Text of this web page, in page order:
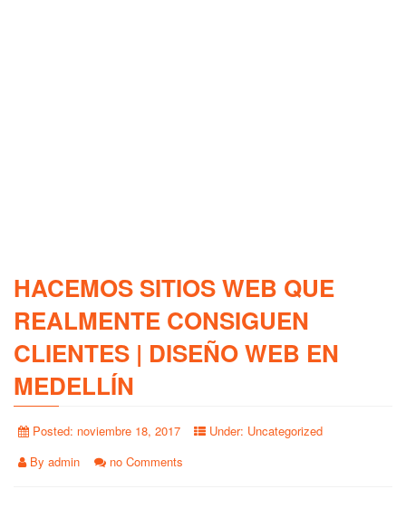
HACEMOS SITIOS WEB QUE
REALMENTE CONSIGUEN
CLIENTES | DISEÑO WEB EN
MEDELLÍN
Posted: noviembre 18, 2017 Under: Uncategorized
By admin no Comments